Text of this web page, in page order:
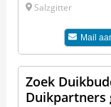
Salzgitter
Mail
Zoek
Duikpartners